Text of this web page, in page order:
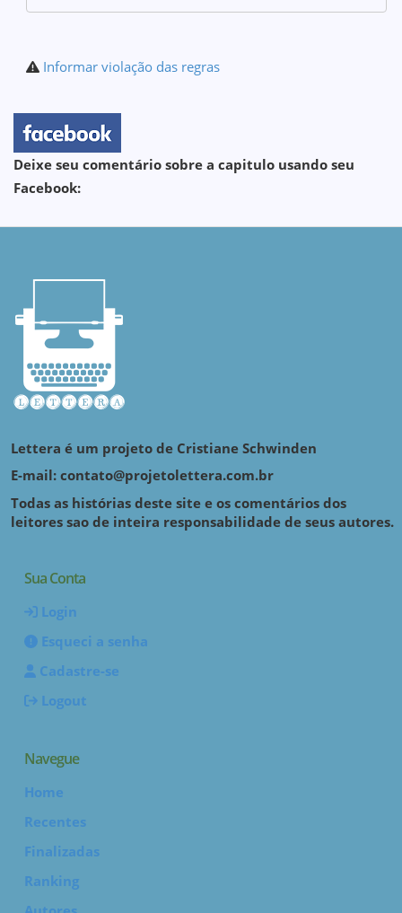
Informar violação das regras
Deixe seu comentário sobre a capitulo usando seu
Facebook:
Lettera é um projeto de Cristiane Schwinden
E-mail: contato@projetolettera.com.br
Todas as histórias deste site e os comentários dos
leitores sao de inteira responsabilidade de seus autores.
Sua Conta
Login
Esqueci a senha
Cadastre-se
Logout
Navegue
Home
Recentes
Finalizadas
Ranking